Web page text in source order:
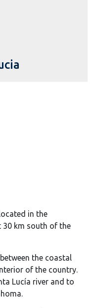
in the
30 km south of the
the coastal
of the country.
Lucía river and to